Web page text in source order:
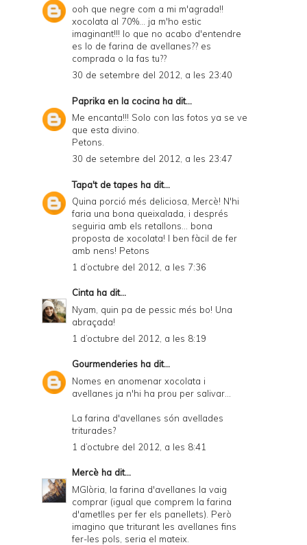
ooh que negre com a mi m'agrada!!
xocolata al 70%... ja m'ho estic
imaginant!!! lo que no acabo d'entendre
es lo de farina de avellanes?? es
comprada o la fas tu??
30 de setembre del 2012, a les 23:40
Paprika en la cocina ha dit...
Me encanta!!! Solo con las fotos ya se ve
que esta divino.
Petons.
30 de setembre del 2012, a les 23:47
Tapa't de tapes ha dit...
Quina porció més deliciosa, Mercè! N'hi
faria una bona queixalada, i després
seguiria amb els retallons... bona
proposta de xocolata! I ben fàcil de fer
amb nens! Petons
1 d’octubre del 2012, a les 7:36
Cinta ha dit...
Nyam, quin pa de pessic més bo! Una
abraçada!
1 d’octubre del 2012, a les 8:19
Gourmenderies ha dit...
Nomes en anomenar xocolata i
avellanes ja n'hi ha prou per salivar...
La farina d'avellanes són avellades
triturades?
1 d’octubre del 2012, a les 8:41
Mercè ha dit...
MGlòria, la farina d'avellanes la vaig
comprar (igual que comprem la farina
d'ametlles per fer els panellets). Però
imagino que triturant les avellanes fins
fer-les pols, seria el mateix.